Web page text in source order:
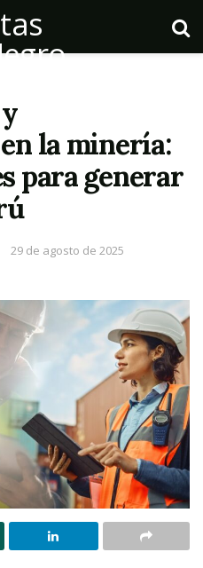
la minería:
para generar
29 de agosto de 2025